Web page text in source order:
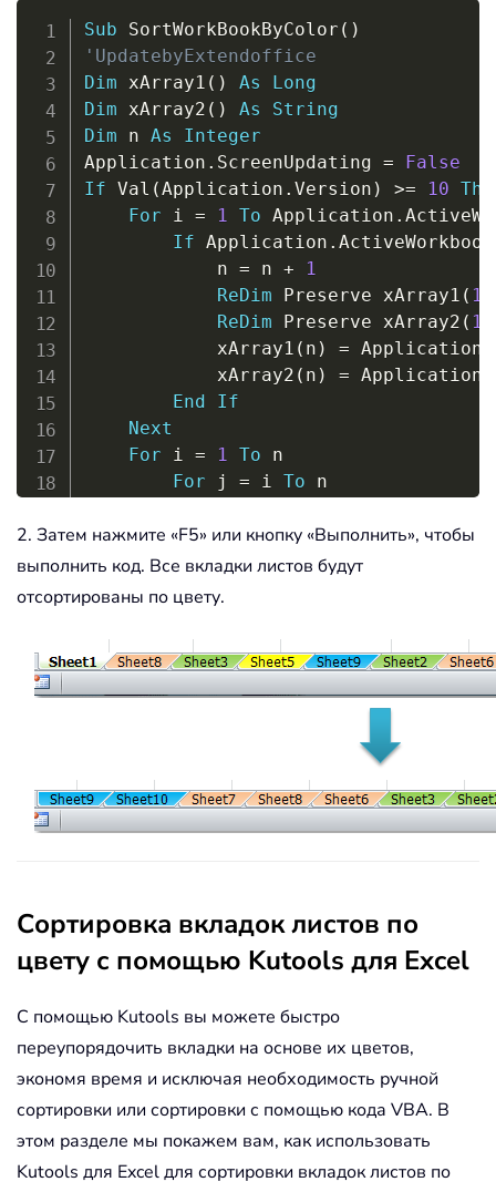
Sub SortWorkBookByColor ( )
'UpdatebyExtendoffice
Dim xArray1 ( ) As
Long
Dim xArray2 ( ) As
String
Dim n As
Integer
Application . ScreenUpdating =
False
If Val (Application . Version ) >= 10
For i = 1 To Application .
If Application . ActiveWorkbook
            n
= n +
1
ReDim Preserve xArray1 ( 1
ReDim Preserve xArray2 ( 1
            xArray1
( n ) = Application
            xArray2
( n ) = Application
End
If
Next
For i = 1 To n
For j = i To n
                temp
= xArray2(i)
                xArray2
(i)
                xArray1
= xArray1
                xArray1
(j) = temp
End If
        Application
.ActiveWorkbook.
Next
2. Затем нажмите «F5» или кнопку «Выполнить», чтобы
выполнить код. Все вкладки листов будут
отсортированы по цвету.
Сортировка вкладок листов по
цвету с помощью Kutools для Excel
С помощью Kutools вы можете быстро
переупорядочить вкладки на основе их цветов,
экономя время и исключая необходимость ручной
сортировки или сортировки с помощью кода VBA. В
этом разделе мы покажем вам, как использовать
Kutools для Excel для сортировки вкладок листов по